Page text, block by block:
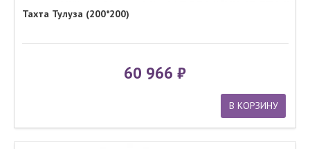
Тахта Тулуза (200*200)
60 966
В КОРЗИНУ